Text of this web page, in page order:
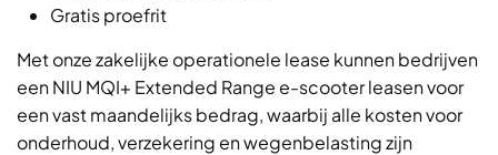
Gratis proefrit
Met onze zakelijke operationele lease kunnen bedrijven
een NIU MQI+ Extended Range e-scooter leasen voor
een vast maandelijks bedrag, waarbij alle kosten voor
onderhoud, verzekering en wegenbelasting zijn